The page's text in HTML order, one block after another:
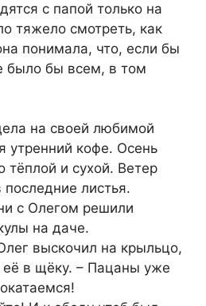
с папой только на
тяжело смотреть, как
понимала, что, если бы
было бы всем, в том
на своей любимой
утренний кофе. Осень
тёплой и сухой. Ветер
листья.
с Олегом решили
на даче.
выскочил на крыльцо,
в щёку. – Пацаны уже